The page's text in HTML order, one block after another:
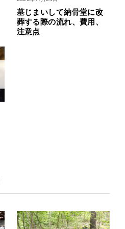
墓じまいして納骨堂に改
葬する際の流れ、費用、
注意点